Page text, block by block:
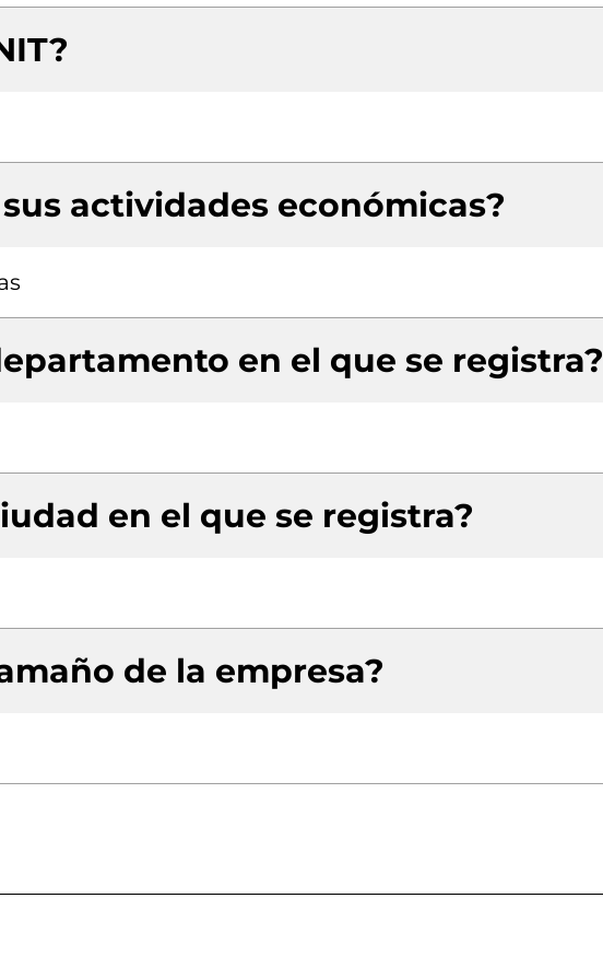
actividades económicas?
en el que se registra?
en el que se registra?
de la empresa?